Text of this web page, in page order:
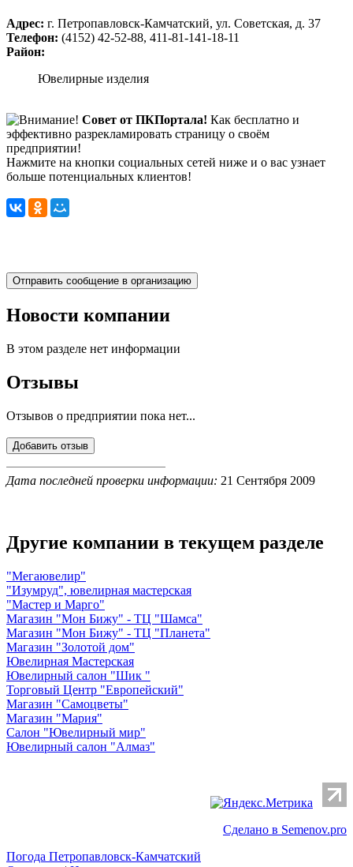
Адрес: г. Петропавловск-Камчатский, ул. Советская, д. 37
Телефон: (4152) 42-52-88, 411-81-141-18-11
Район:
Ювелирные изделия
Совет от ПКПортала! Как бесплатно и
эффективно разрекламировать страницу о своём
предприятии!
Нажмите на кнопки социальных сетей ниже и о вас узнает
больше потенциальных клиентов!
Новости компании
В этом разделе нет информации
Отзывы
Отзывов о предприятии пока нет...
Дата последней проверки информации: 21 Сентября 2009
Другие компании в текущем разделе
"Мегаювелир"
"Изумруд", ювелирная мастерская
"Мастер и Марго"
Магазин "Мон Бижу" - ТЦ "Шамса"
Магазин "Мон Бижу" - ТЦ "Планета"
Магазин "Золотой дом"
Ювелирная Мастерская
Ювелирный салон "Шик "
Торговый Центр "Европейский"
Магазин "Самоцветы"
Магазин "Мария"
Салон "Ювелирный мир"
Ювелирный салон "Алмаз"
Сделано в Semenov.pro
Погода Петропавловск-Камчатский